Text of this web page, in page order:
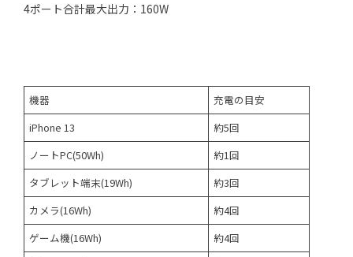
4ポート合計最大出力：160W
機器
充電の目安
iPhone 13
約5回
ノートPC(50Wh)
約1回
タブレット端末(19Wh)
約3回
カメラ(16Wh)
約4回
ゲーム機(16Wh)
約4回